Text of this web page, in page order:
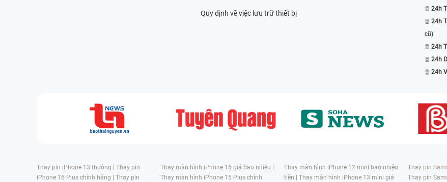
Quy định về việc lưu trữ thiết bị
24h
24h
cũ)
24h
24h
24h
Thay pin iPhone 13 thường | Thay pin
iPhone 16 Plus chính hãng | Thay pin
Thay màn hình iPhone 15 giá bao nhiêu |
Thay màn hình iPhone 15 Plus chính
Thay màn hình iPhone 12 mini bao nhiêu
tiền | Thay màn hình iPhone 13 mini giá
Thay pin
Thay pin